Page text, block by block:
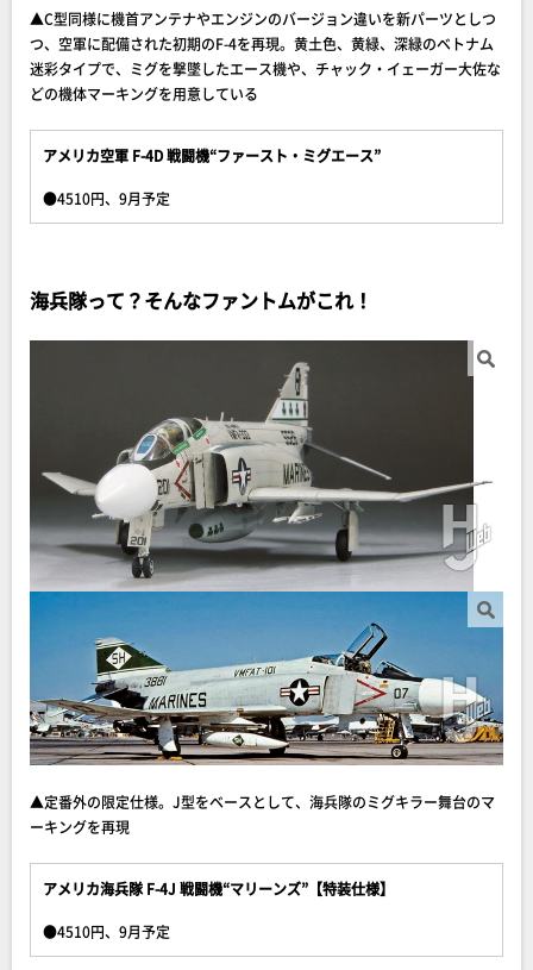
▲C型同様に機首アンテナやエンジンのバージョン違いを新パーツとしつ
つ、空軍に配備された初期のF-4を再現。黄土色、黄緑、深緑のベトナム
迷彩タイプで、ミグを撃墜したエース機や、チャック・イェーガー大佐な
どの機体マーキングを用意している
アメリカ空軍 F-4D 戦闘機“ファースト・ミグエース”
●4510円、9月予定
海兵隊って？そんなファントムがこれ！
▲定番外の限定仕様。J型をベースとして、海兵隊のミグキラー舞台のマ
ーキングを再現
アメリカ海兵隊 F-4J 戦闘機“マリーンズ”【特装仕様】
●4510円、9月予定